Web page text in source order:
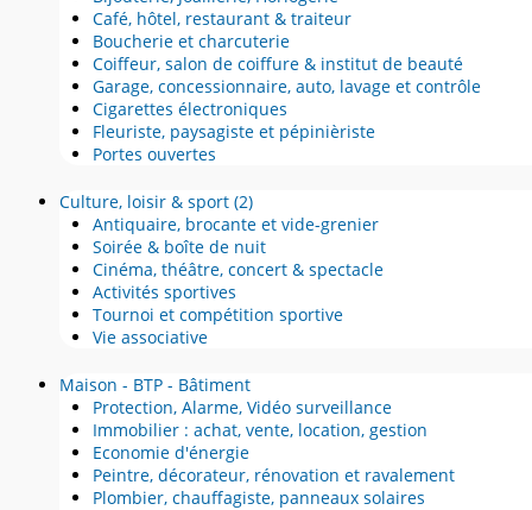
Café, hôtel, restaurant & traiteur
Boucherie et charcuterie
Coiffeur, salon de coiffure & institut de beauté
Garage, concessionnaire, auto, lavage et contrôle
Cigarettes électroniques
Fleuriste, paysagiste et pépinièriste
Portes ouvertes
Culture, loisir & sport(2)
Antiquaire, brocante et vide-grenier
Soirée & boîte de nuit
Cinéma, théâtre, concert & spectacle
Activités sportives
Tournoi et compétition sportive
Vie associative
Maison - BTP - Bâtiment
Protection, Alarme, Vidéo surveillance
Immobilier : achat, vente, location, gestion
Economie d'énergie
Peintre, décorateur, rénovation et ravalement
Plombier, chauffagiste, panneaux solaires